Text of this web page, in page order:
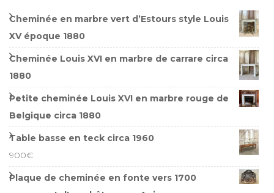
Cheminée en marbre vert d’Estours style Louis
XV époque 1880
Cheminée Louis XVI en marbre de carrare circa
1880
Petite cheminée Louis XVI en marbre rouge de
Belgique circa 1880
Table basse en teck circa 1960
900€
Plaque de cheminée en fonte vers 1700